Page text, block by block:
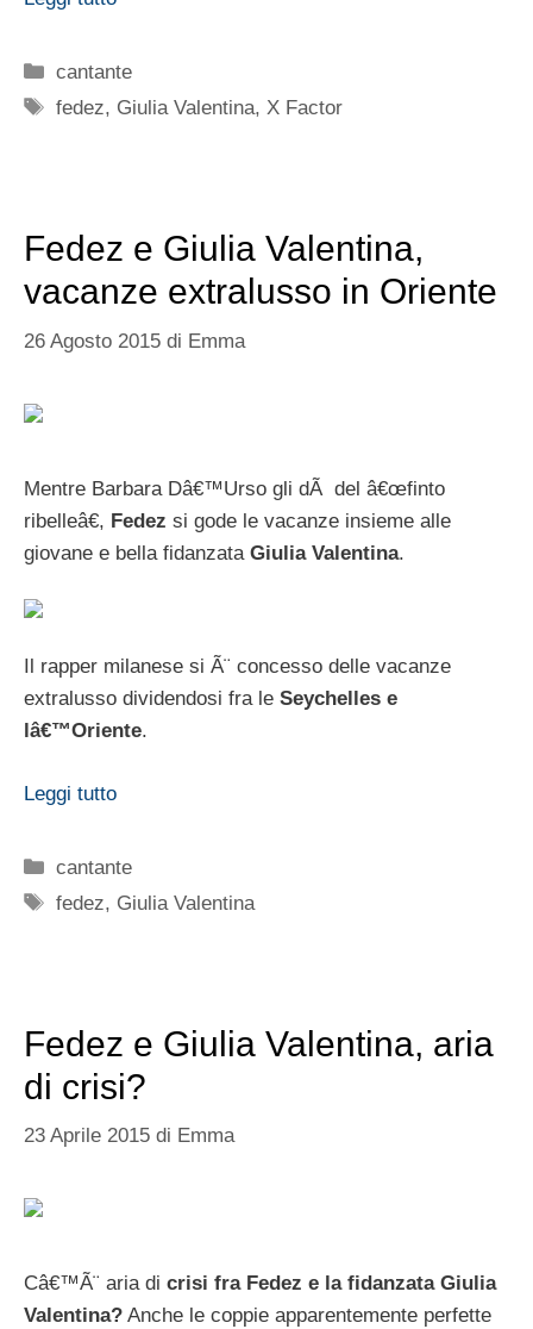
Categorie
cantante
Tag
fedez, Giulia Valentina,X Factor
Fedez e Giulia Valentina,
vacanze extralusso in Oriente
26 Agosto 2015 di Emma
Mentre Barbara Dâ€™Urso gli dÃ del â€œfinto
ribelleâ€, Fedez si gode le vacanze insieme alle
giovane e bella fidanzata Giulia Valentina.
Il rapper milanese si Ã¨ concesso delle vacanze
extralusso dividendosi fra le Seychelles e
lâ€™Oriente.
Leggi tutto
Categorie
cantante
Tag
fedez, Giulia Valentina
Fedez e Giulia Valentina, aria
di crisi?
23 Aprile 2015 di Emma
Câ€™Ã¨ aria di crisi fra Fedez e la fidanzata Giulia
Valentina? Anche le coppie apparentemente perfette